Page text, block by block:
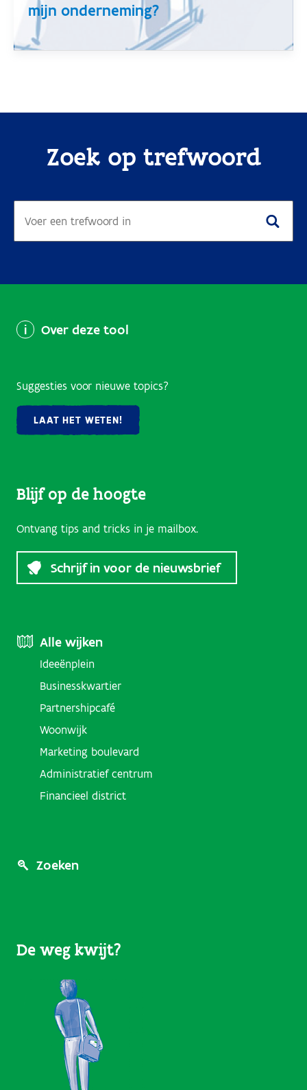
mijn onderneming?
Zoek op trefwoord
Over deze tool
Suggesties voor nieuwe topics?
LAAT HET WETEN!
Blijf op de hoogte
Ontvang tips and tricks in je mailbox.
Schrijf in voor de nieuwsbrief
Footer
Menu
(Districts)
Alle wijken
Ideeënplein
Businesskwartier
Partnershipcafé
Woonwijk
Marketing boulevard
Administratief centrum
Financieel district
Footer
Links)
Zoeken
De weg kwijt?